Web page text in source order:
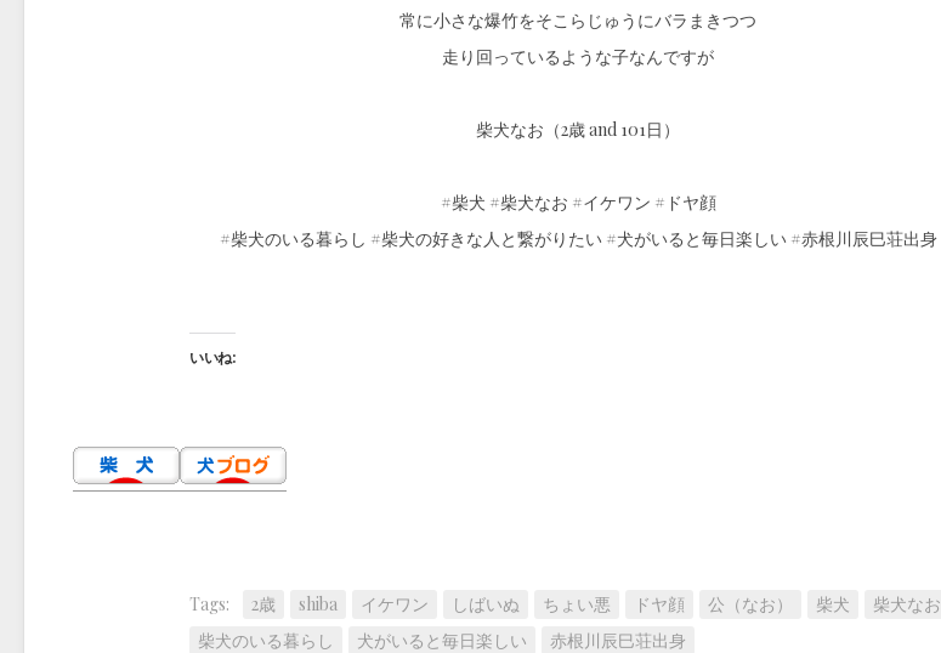
常に小さな爆竹をそこらじゅうにバラまきつつ
走り回っているような子なんですが
柴犬なお（2歳 and 101日）
#柴犬 #柴犬なお #イケワン #ドヤ顔
#柴犬のいる暮らし #柴犬の好きな人と繋がりたい #犬がいると毎日楽しい #赤根川辰巳荘出身
いいね:
Tags: 2歳 shiba イケワン しばいぬ ちょい悪 ドヤ顔 公（なお） 柴犬
柴犬なお
柴犬のいる暮らし
犬がいると毎日楽しい 赤根川辰巳荘出身